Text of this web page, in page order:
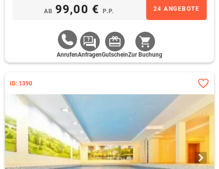
AB 99,00 €P.P. 24 ANGEBOTE
AnrufenAnfragenGutscheinZur Buchung
ID: 1390